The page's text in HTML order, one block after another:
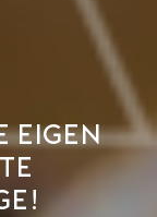
eigen